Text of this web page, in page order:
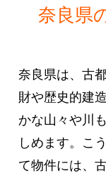
奈良県
奈良県は、古
財や歴史的建
かな山々や川
しめます。こ
て物件には、